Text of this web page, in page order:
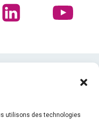
utilisons des technologies